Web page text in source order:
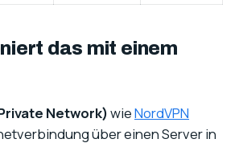
das mit einem
Network)wieNordVPN
über einen Server in